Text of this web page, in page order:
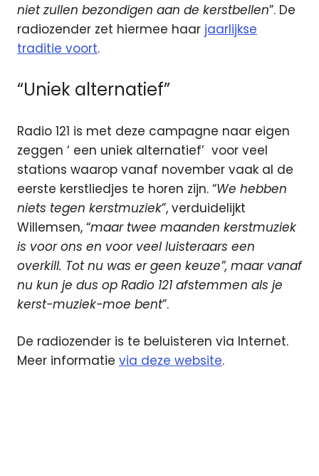
niet zullen bezondigen aan de kerstbellen”. De
radiozender zet hiermee haar jaarlijkse
traditie voort.
“Uniek alternatief”
Radio 121 is met deze campagne naar eigen
zeggen ‘ een uniek alternatief’ voor veel
stations waarop vanaf november vaak al de
eerste kerstliedjes te horen zijn. “We hebben
niets tegen kerstmuziek”, verduidelijkt
Willemsen, “maar twee maanden kerstmuziek
is voor ons en voor veel luisteraars een
overkill. Tot nu was er geen keuze”, maar vanaf
nu kun je dus op Radio 121 afstemmen als je
kerst-muziek-moe bent”.
De radiozender is te beluisteren via Internet.
Meer informatie via deze website.